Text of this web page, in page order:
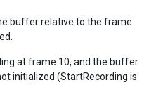
buffer relative to the frame
at frame 10, and the buffer
initialized (StartRecording is